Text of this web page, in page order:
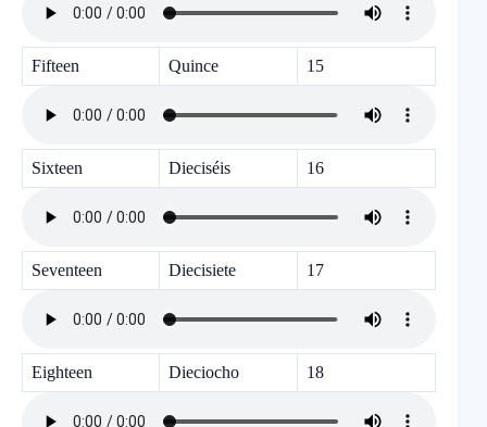
Fifteen Quince 15
Sixteen Dieciséis 16
Seventeen Diecisiete 17
Eighteen Dieciocho 18